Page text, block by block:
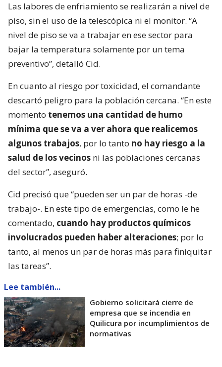
Las labores de enfriamiento se realizarán a nivel de
piso, sin el uso de la telescópica ni el monitor. “A
nivel de piso se va a trabajar en ese sector para
bajar la temperatura solamente por un tema
preventivo”, detalló Cid.
En cuanto al riesgo por toxicidad, el comandante
descartó peligro para la población cercana. “En este
momento tenemos una cantidad de humo
mínima que se va a ver ahora que realicemos
algunos trabajos, por lo tanto no hay riesgo a la
salud de los vecinos ni las poblaciones cercanas
del sector”, aseguró.
Cid precisó que “pueden ser un par de horas -de
trabajo-. En este tipo de emergencias, como le he
comentado, cuando hay productos químicos
involucrados pueden haber alteraciones; por lo
tanto, al menos un par de horas más para finiquitar
las tareas”.
Lee también...
Gobierno solicitará cierre de
empresa que se incendia en
Quilicura por incumplimientos de
normativas